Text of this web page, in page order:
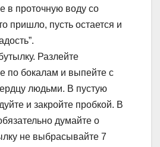
в проточную воду со
пришло, пусть остается и
Разлейте
по бокалам и выпейте с
людьми. В пустую
и закройте пробкой. В
думайте о
не выбрасывайте 7